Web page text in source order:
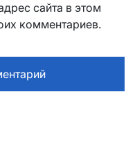
сайта в этом
комментариев.